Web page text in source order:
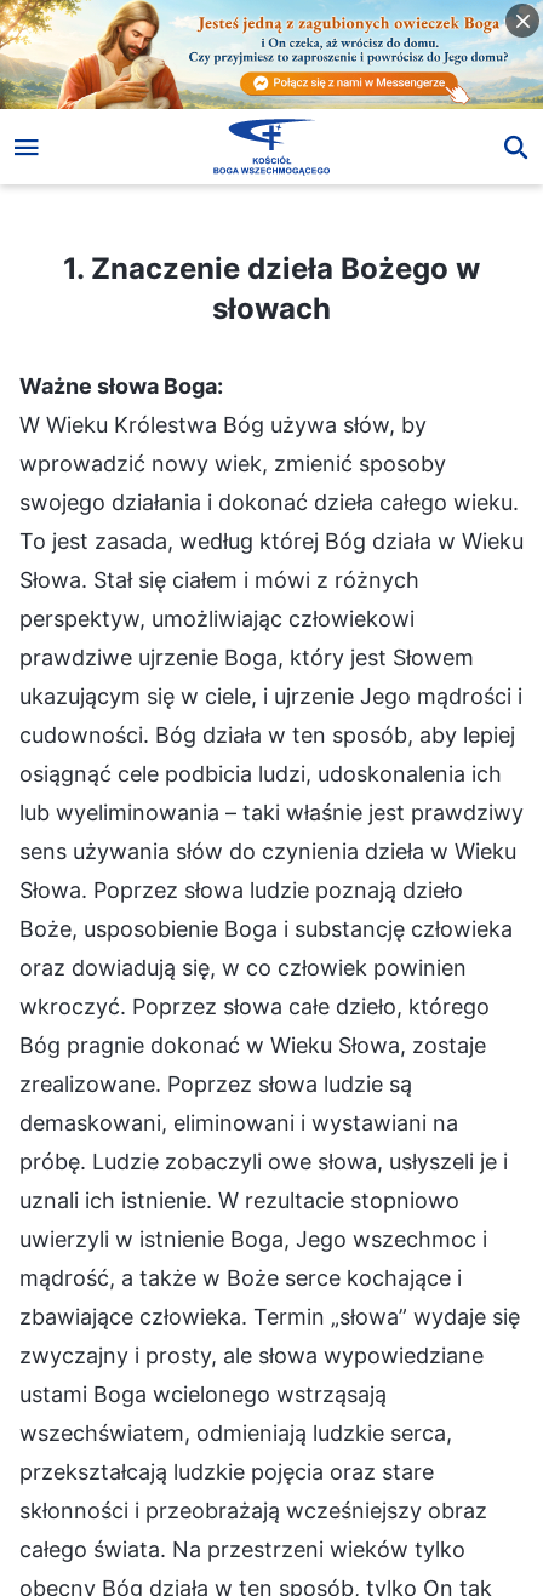
1. Znaczenie dzieła Bożego w słowach
1. Znaczenie dzieła Bożego w
słowach
Ważne słowa Boga:
W Wieku Królestwa Bóg używa słów, by
wprowadzić nowy wiek, zmienić sposoby
swojego działania i dokonać dzieła całego wieku.
To jest zasada, według której Bóg działa w Wieku
Słowa. Stał się ciałem i mówi z różnych
perspektyw, umożliwiając człowiekowi
prawdziwe ujrzenie Boga, który jest Słowem
ukazującym się w ciele, i ujrzenie Jego mądrości i
cudowności. Bóg działa w ten sposób, aby lepiej
osiągnąć cele podbicia ludzi, udoskonalenia ich
lub wyeliminowania – taki właśnie jest prawdziwy
sens używania słów do czynienia dzieła w Wieku
Słowa. Poprzez słowa ludzie poznają dzieło
Boże, usposobienie Boga i substancję człowieka
oraz dowiadują się, w co człowiek powinien
wkroczyć. Poprzez słowa całe dzieło, którego
Bóg pragnie dokonać w Wieku Słowa, zostaje
zrealizowane. Poprzez słowa ludzie są
demaskowani, eliminowani i wystawiani na
próbę. Ludzie zobaczyli owe słowa, usłyszeli je i
uznali ich istnienie. W rezultacie stopniowo
uwierzyli w istnienie Boga, Jego wszechmoc i
mądrość, a także w Boże serce kochające i
zbawiające człowieka. Termin „słowa” wydaje się
zwyczajny i prosty, ale słowa wypowiedziane
ustami Boga wcielonego wstrząsają
wszechświatem, odmieniają ludzkie serca,
przekształcają ludzkie pojęcia oraz stare
skłonności i przeobrażają wcześniejszy obraz
całego świata. Na przestrzeni wieków tylko
obecny Bóg działa w ten sposób, tylko On tak